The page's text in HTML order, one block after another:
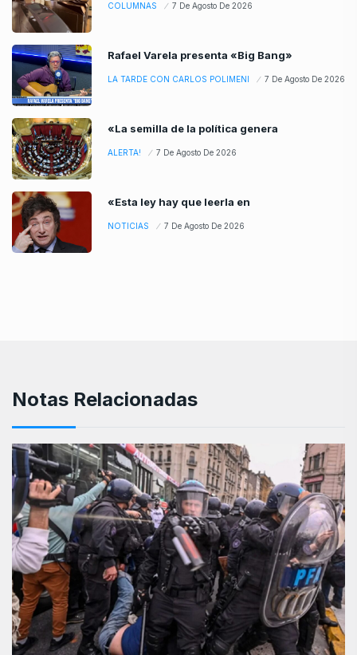
COLUMNAS 7 De Agosto De 2026
Rafael Varela presenta «Big Bang»
LA TARDE CON CARLOS POLIMENI 7 De Agosto De 2026
«La semilla de la política genera
ALERTA! 7 De Agosto De 2026
«Esta ley hay que leerla en
NOTICIAS 7 De Agosto De 2026
Notas Relacionadas